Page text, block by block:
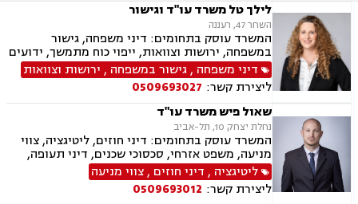
לילך טל משרד עו"ד וגישור
השחר 47, רעננה
המשרד עוסק בתחומים: דיני משפחה, גישור
במשפחה, ירושות וצוואות, ייפוי כוח מתמשך, ידועים
בציבור, אפוטרופסות, הסכמי ממון, מזונות, משמורת,
גירושין, הורות חד מינית, נישואים אזרחיים, ידועים
בציבור, חלוקת רכוש, מעמד אישי, תיאום הורי, זמני
שהות, עסקאות מתנה, גישור ובוררויות, גישור עסקי,
דיני חברות, סכסוך בין בעלי מניות, דיני צרכנות
ותיירות, משפט אזרחי, סכסוך שכנים.
דיני משפחה ,גישור במשפחה , ירושות וצוואות
ליצירת קשר: 0509693027
שאול פיש משרד עו"ד
נחלת יצחק 10, תל-אביב
המשרד עוסק בתחומים: דיני חוזים, ליטיגציה, צווי
מניעה, משפט אזרחי, סכסוכי שכנים, דיני תעופה,
נזקי רכוש, דיני צרכנות ותיירות, קניין רוחני, זכויות
יוצרים, הגנת הפרטיות, תביעות ייצוגיות, לשון הרע,
פינוי מושכר
ליטיגציה , דיני חוזים ,צווי מניעה
ליצירת קשר: 0509693012